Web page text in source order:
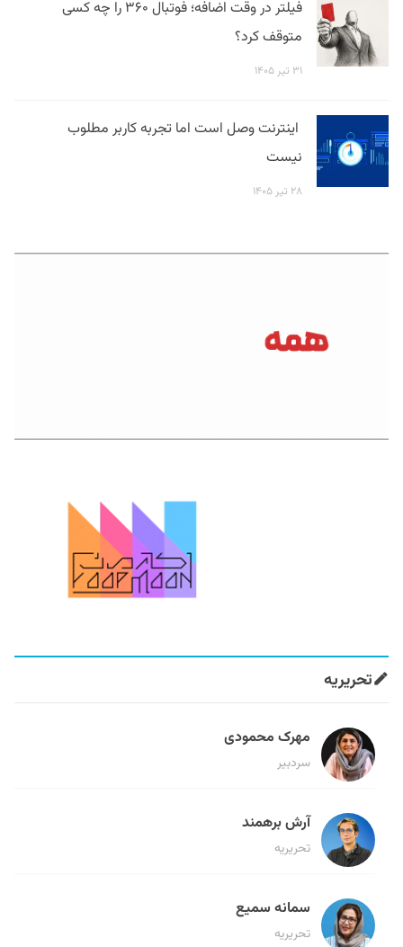
فیلتر در وقت اضافه؛ فوتبال ۳۶۰ را چه کسی
متوقف کرد؟
۳۱ تیر ۱۴۰۵
اینترنت وصل است اما تجربه کاربر مطلوب
نیست
۲۸ تیر ۱۴۰۵
تحریریه
مهرک محمودی
سردبیر
آرش برهمند
تحریریه
سمانه سمیع
تحریریه